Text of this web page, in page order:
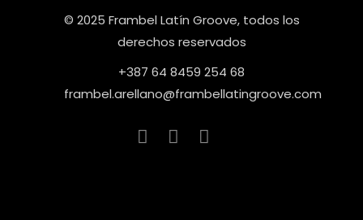
© 2025 Frambel Latín Groove, todos los
derechos reservados
+387 64 8459 254 68
frambel.arellano@frambellatingroove.com